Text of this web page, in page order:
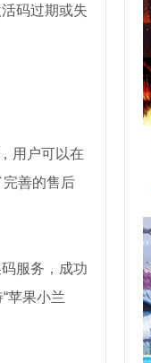
码过期或失
用户可以在
善的售后
服务，成功
苹果小兰